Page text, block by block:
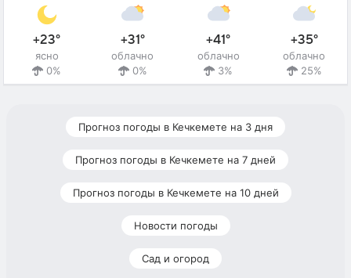
+23°
ясно
0%
+31°
облачно
0%
+41°
облачно
3%
+35°
облачно
25%
Прогноз погоды в Кечкемете на 3 дня
Прогноз погоды в Кечкемете на 7 дней
Прогноз погоды в Кечкемете на 10 дней
Новости погоды
Сад и огород